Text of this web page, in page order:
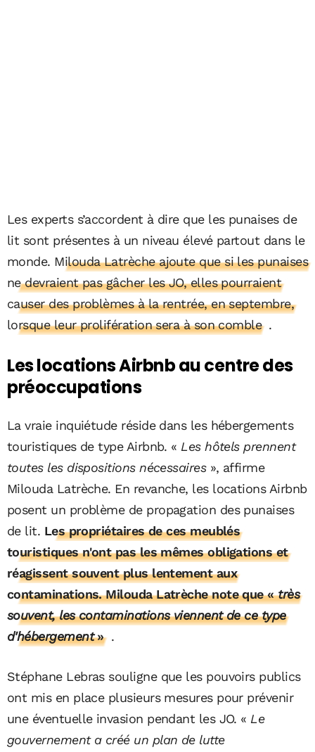
Les experts s’accordent à dire que les punaises de
lit sont présentes à un niveau élevé partout dans le
monde. Milouda Latrèche ajoute que si les punaises
ne devraient pas gâcher les JO, elles pourraient
causer des problèmes à la rentrée, en septembre,
lorsque leur prolifération sera à son comble .
Les locations Airbnb au centre des
préoccupations
La vraie inquiétude réside dans les hébergements
touristiques de type Airbnb. « Les hôtels prennent
toutes les dispositions nécessaires», affirme
Milouda Latrèche. En revanche, les locations Airbnb
posent un problème de propagation des punaises
de lit. Les propriétaires de ces meublés
touristiques n'ont pas les mêmes obligations et
réagissent souvent plus lentement aux
contaminations. Milouda Latrèche note que «très
souvent, les contaminations viennent de ce type
d'hébergement» .
Stéphane Lebras souligne que les pouvoirs publics
ont mis en place plusieurs mesures pour prévenir
une éventuelle invasion pendant les JO. « Le
gouvernement a créé un plan de lutte